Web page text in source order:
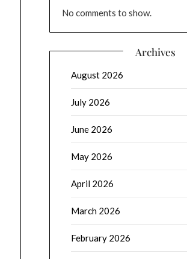
No comments to show.
Archives
August 2026
July 2026
June 2026
May 2026
April 2026
March 2026
February 2026